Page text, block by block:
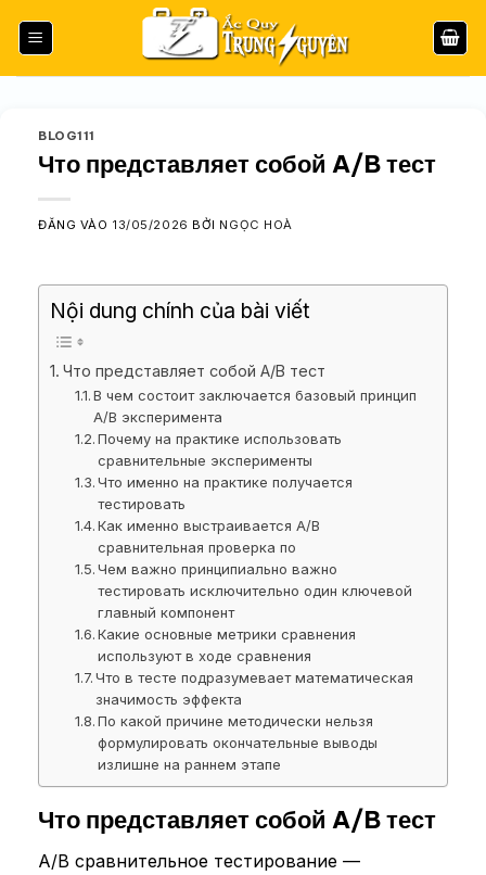
qua
BLOG111
Что представляет собой A/B тест
ĐĂNG VÀO 13/05/2026 BỞI NGỌC HOÀ
Nội dung chính của bài viết
Что представляет собой A/B тест
В чем состоит заключается базовый принцип
A/B эксперимента
Почему на практике использовать
сравнительные эксперименты
Что именно на практике получается
тестировать
Как именно выстраивается A/B
сравнительная проверка по
Чем важно принципиально важно
тестировать исключительно один ключевой
главный компонент
Какие основные метрики сравнения
используют в ходе сравнения
Что в тесте подразумевает математическая
значимость эффекта
По какой причине методически нельзя
формулировать окончательные выводы
излишне на раннем этапе
Что представляет собой A/B тест
A/B сравнительное тестирование —